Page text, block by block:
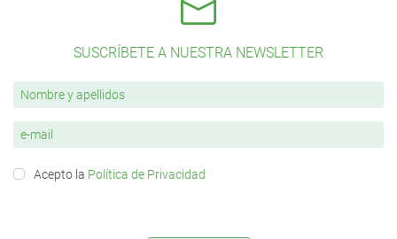
SUSCRÍBETE A NUESTRA NEWSLETTER
Acepto la Política de Privacidad